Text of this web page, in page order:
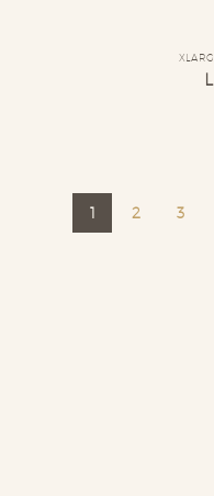
1 2 3